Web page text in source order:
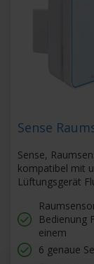
Sense
Sense,
kompatibel mit
Lüftungsgerät
Bedienung
einem
6 genaue